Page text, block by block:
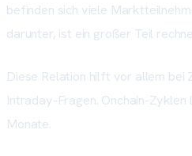
befinden sich viele
darunter, ist ein großer Teil
Diese Relation hilft vor allem bei
Intraday-Fragen. Onchain-
Monate.